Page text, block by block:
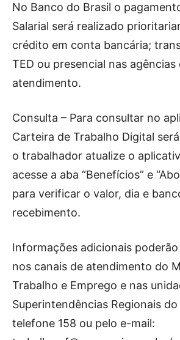
No Banco do Brasil o
Salarial será realizado
crédito em conta bancária;
TED ou presencial nas agências
atendimento.
Consulta – Para consultar no
Carteira de Trabalho Digital
o trabalhador atualize o
acesse a aba “Benefícios” e
para verificar o valor, dia e
recebimento.
Informações adicionais
nos canais de atendimento do
Trabalho e Emprego e nas
Superintendências Regionais
telefone 158 ou pelo e-mail: